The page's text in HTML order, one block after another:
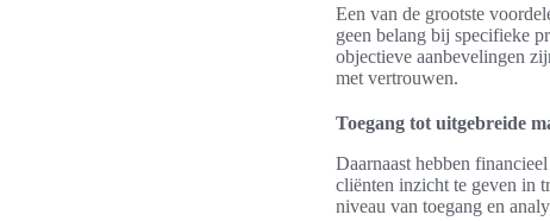
Een van de grootste
geen belang bij specifieke
objectieve aanbevelingen
met vertrouwen.
Toegang tot uitgebreide
Daarnaast hebben
cliënten inzicht te geven in
niveau van toegang en